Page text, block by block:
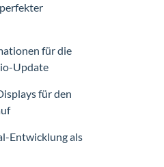
für die
Update
für den
Entwicklung als